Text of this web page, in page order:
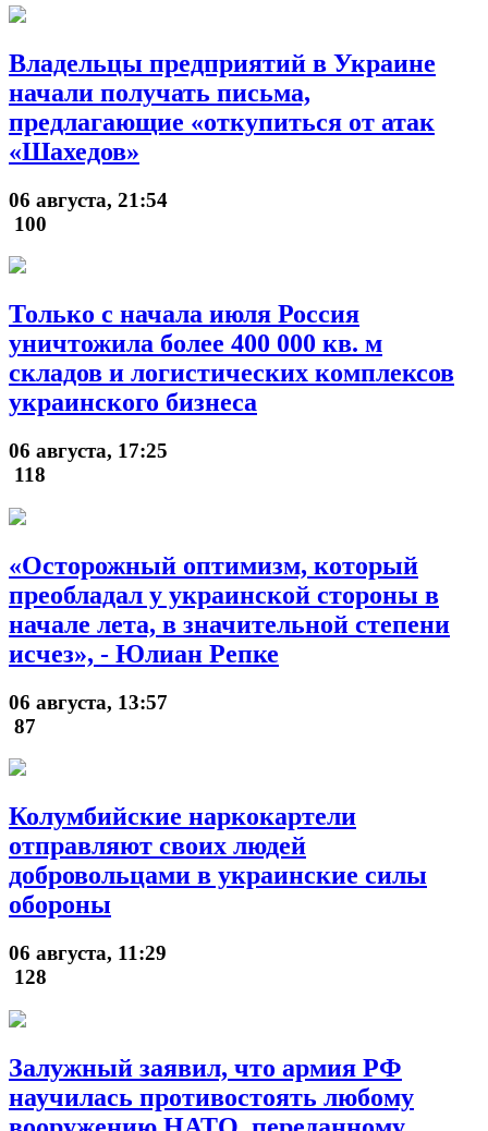
Владельцы предприятий в Украине
начали получать письма,
предлагающие «откупиться от атак
«Шахедов»
06 августа, 21:54
100
Только с начала июля Россия
уничтожила более 400 000 кв. м
складов и логистических комплексов
украинского бизнеса
06 августа, 17:25
118
«Осторожный оптимизм, который
преобладал у украинской стороны в
начале лета, в значительной степени
исчез», - Юлиан Репке
06 августа, 13:57
87
Колумбийские наркокартели
отправляют своих людей
добровольцами в украинские силы
обороны
06 августа, 11:29
128
Залужный заявил, что армия РФ
научилась противостоять любому